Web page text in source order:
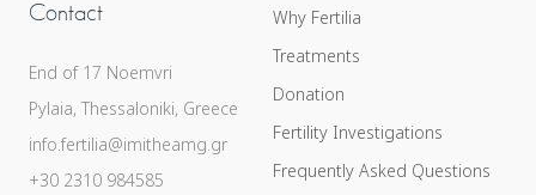
Contact
End of 17 Noemvri
Pylaia, Thessaloniki, Greece
info.fertilia@imitheamg.gr
+30 2310 984585
Why Fertilia
Treatments
Donation
Fertility Investigations
Frequently Asked Questions